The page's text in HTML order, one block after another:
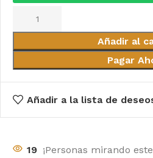
Añadir al
Pagar
Añadir a la lista de
19 ¡Personas mirando